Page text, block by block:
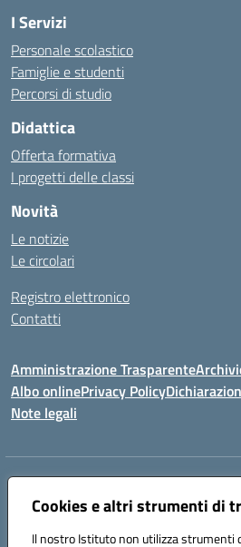
Cookies e altri strumenti di
Il nostro Istituto non utilizza strumenti
I Servizi
Personale scolastico
Famiglie e studenti
Percorsi di studio
Didattica
Offerta formativa
I progetti delle classi
Novità
Le notizie
Le circolari
Registro elettronico
Contatti
Amministrazione Trasparente
Albo onlinePrivacy Policy
Note legali
Indirizzo:
Centralino:096721161 Email: